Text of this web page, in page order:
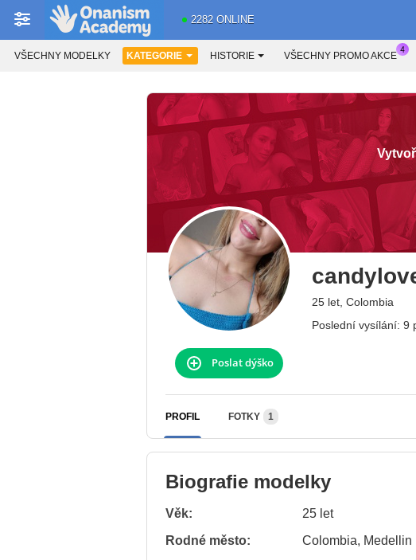
2282 ONLINE
VŠECHNY MODELKY KATEGORIE HISTORIE VŠECHNY PROMO AKCE
25 let, Colombia
Poslední vysílání: 9
Poslat dýško
PROFIL FOTKY 1
Biografie modelky
Věk:
25 let
Rodné město:
Colombia, Medellin